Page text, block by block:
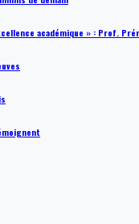
académique » : Prof.